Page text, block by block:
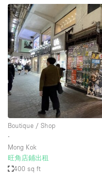
Boutique / Shop
∙
Mong Kok
旺角店鋪出租
400 sq ft